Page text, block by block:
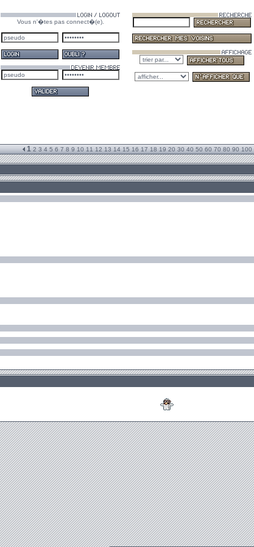
Vous n'�tes pas connect�(e).
1 2 3 4 5 6 7 8 9 10 11 12 13 14 15 16 17 18 19 20 30 40 50 60 70 80 90 100